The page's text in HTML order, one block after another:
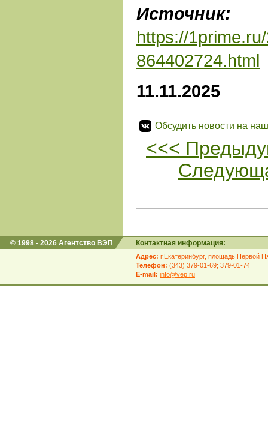
Источник:
https://
864402724.html
11.11.2025
Обсудить новости на
<<<
© 1998 - 2026 Агентство ВЭП Контактная информация:
Адрес: г.Екатеринбург, площадь Первой
Телефон: (343) 379-01-69; 379-01-74
E-mail: info@vep.ru